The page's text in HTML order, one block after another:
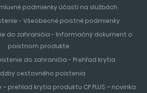
podmienky účasti na službách
- Všeobecné poistné podmienky
do zahraničia - Informačný dokument o
poistnom produkte
do zahraničia - Prehľad krytia
cestovného poistenia
prehlad krytia produktu CP PLUS – novinka